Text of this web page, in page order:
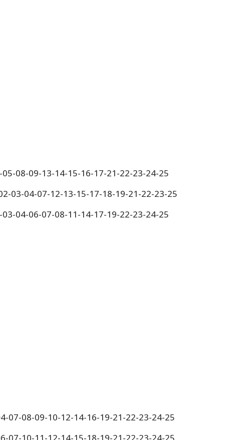
08-09-13-14-15-16-17-21-22-23-24-25
03-04-07-12-13-15-17-18-19-21-22-23-25
04-06-07-08-11-14-17-19-22-23-24-25
07-08-09-10-12-14-16-19-21-22-23-24-25